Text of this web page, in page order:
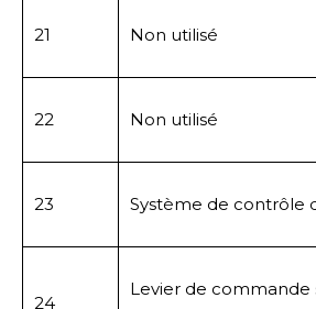
21 Non utilisé
22 Non utilisé
23 Système de contrôle
24
Levier de commande